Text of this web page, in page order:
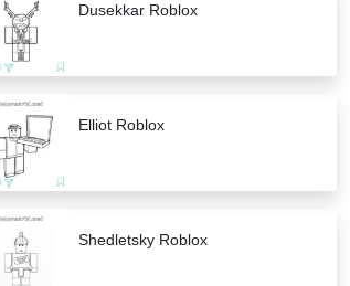
Dusekkar Roblox
Elliot Roblox
Shedletsky Roblox